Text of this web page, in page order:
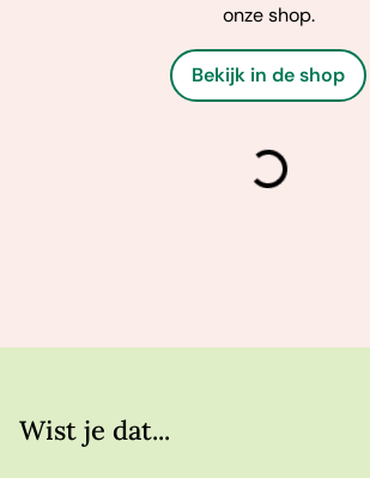
onze shop.
Bekijk in de shop
laden
Wist je dat...